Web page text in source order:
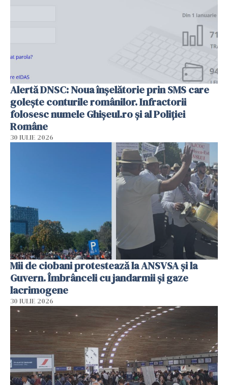
Alertă DNSC: Noua înșelătorie prin SMS care
golește conturile românilor. Infractorii
folosesc numele Ghișeul.ro și al Poliției
Române
30 IULIE 2026
Mii de ciobani protestează la ANSVSA și la
Guvern. Îmbrânceli cu jandarmii și gaze
lacrimogene
30 IULIE 2026